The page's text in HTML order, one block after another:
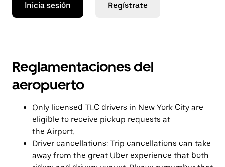
Inicia sesión Regístrate
Reglamentaciones del
aeropuerto
Only licensed TLC drivers in New York City are
eligible to receive pickup requests at
the Airport.
Driver cancellations: Trip cancellations can take
away from the great Uber experience that both